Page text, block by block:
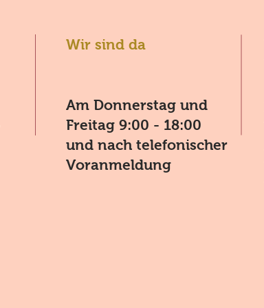
Wir sind da
Am Donnerstag und
Freitag 9:00 - 18:00
und nach telefonischer
Voranmeldung